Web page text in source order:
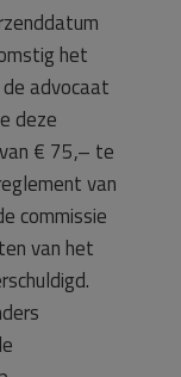
het
advocaat
deze
€ 75,– te
van
commissie
van het